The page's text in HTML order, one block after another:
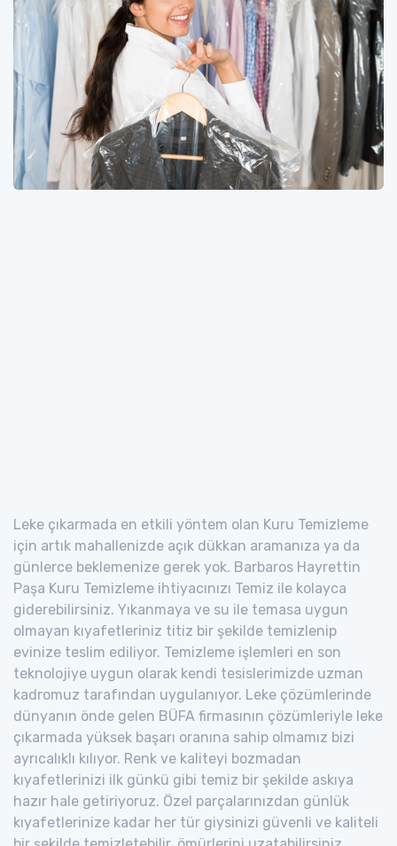
Leke çıkarmada en etkili yöntem olan Kuru Temizleme
için artık mahallenizde açık dükkan aramanıza ya da
günlerce beklemenize gerek yok. Barbaros Hayrettin
Paşa Kuru Temizleme ihtiyacınızı Temiz ile kolayca
giderebilirsiniz. Yıkanmaya ve su ile temasa uygun
olmayan kıyafetleriniz titiz bir şekilde temizlenip
evinize teslim ediliyor. Temizleme işlemleri en son
teknolojiye uygun olarak kendi tesislerimizde uzman
kadromuz tarafından uygulanıyor. Leke çözümlerinde
dünyanın önde gelen BÜFA firmasının çözümleriyle leke
çıkarmada yüksek başarı oranına sahip olmamız bizi
ayrıcalıklı kılıyor. Renk ve kaliteyi bozmadan
kıyafetlerinizi ilk günkü gibi temiz bir şekilde askıya
hazır hale getiriyoruz. Özel parçalarınızdan günlük
kıyafetlerinize kadar her tür giysinizi güvenli ve kaliteli